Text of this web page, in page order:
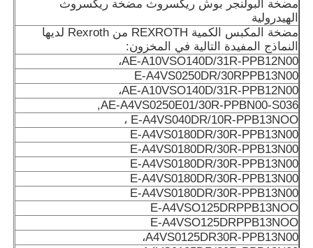
مضخة البولنجر بوش ريكسروث مضخة ريكسروث
الهيدرولية
مضخة المكبس الكمية REXROTH من Rexroth لديها
النماذج المفيدة التالية في المخزون:
AE-A10VSO140D/31R-PPB12N00،
E-A4VS0250DR/30RPPB13N00
AE-A10VSO140D/31R-PPB12N00،
AE-A4VS0250E01/30R-PPBN00-S036,
E-A4VS040DR/10R-PPB13NOO ،
E-A4VS0180DR/30R-PPB13N00
E-A4VS0180DR/30R-PPB13N00
E-A4VS0180DR/30R-PPB13N00
E-A4VS0180DR/30R-PPB13N00
E-A4VS0180DR/30R-PPB13N00
E-A4VSO125DRPPB13NOO
E-A4VSO125DRPPB13NOO
A4VS0125DR30R-PPB13N00،